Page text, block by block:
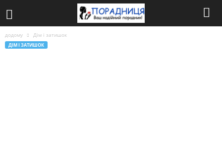
додому Дім і затишок
ДІМ І ЗАТИШОК